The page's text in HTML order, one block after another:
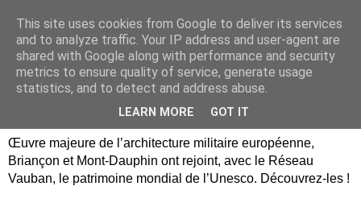
Briançon, Mont-Dauphin,
Vauban Unesco Hautes-
Œuvre majeure de l’architecture militaire européenne,
Briançon et Mont-Dauphin ont rejoint, avec le Réseau
Vauban, le patrimoine mondial de l’Unesco. Découvrez-les !
This site uses cookies from Google to deliver its services
and to analyze traffic. Your IP address and user-agent are
shared with Google along with performance and security
metrics to ensure quality of service, generate usage
statistics, and to detect and address abuse.
LEARN MORE GOT IT